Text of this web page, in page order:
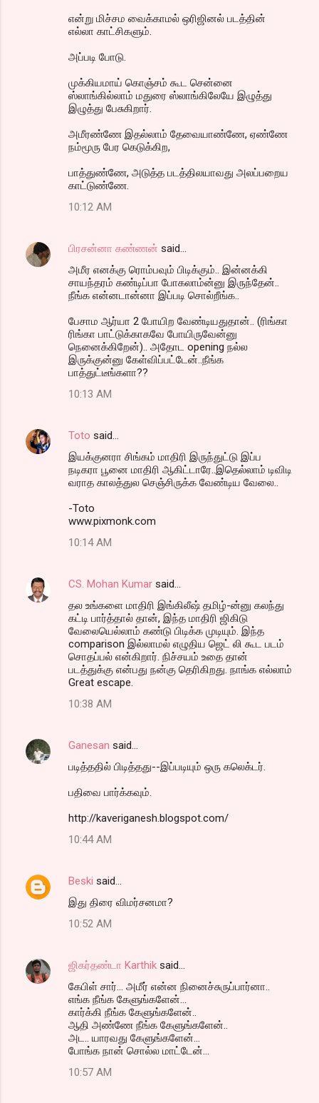
என்று மிச்சம வைக்காமல் ஒரிஜினல் படத்தின்
எல்லா காட்சிகளும்.
அப்படி போடு.
முக்கியமாய் கொஞ்சம் கூட சென்னை
ஸ்லாங்கில்லாம் மதுரை ஸ்லாங்கிலேயே இழுத்து
இழுத்து பேசுகிறார்.
அமீரண்ணே இதல்லாம் தேவையாண்ணே, ஏண்ணே
நம்மூரு பேர கெடுக்கிற,
பாத்துண்ணே, அடுத்த படத்திலயாவது அலப்பறைய
காட்டுண்ணே.
10:12 AM
பிரசன்னா கண்ணன் said…
அமீர எனக்கு ரொம்பவும் பிடிக்கும்.. இன்னக்கி
சாயந்தரம் கண்டிப்பா போகலாம்ன்னு இருந்தேன்..
நீங்க என்னடான்னா இப்படி சொல்றீங்க..
பேசாம ஆர்யா 2 போயிற வேண்டியதுதான்.. (ரிங்கா
ரிங்கா பாட்டுக்காகவே போயிருவேன்னு
நெனைக்கிறேன்).. அதோட opening நல்ல
இருக்குன்னு கேள்விப்பட்டேன்..நீங்க
பாத்துட்டீங்களா??
10:13 AM
Toto said…
இய‌க்குன‌ரா சிங்க‌ம் மாதிரி இருந்துட்டு இப்ப‌
ந‌டிக‌ரா பூனை மாதிரி ஆகிட்டாரே..இதெல்லாம் டிவிடி
வ‌ராத‌ கால‌த்துல‌ செஞ்சிருக்க‌ வேண்டிய‌ வேலை..
-Toto
www.pixmonk.com
10:14 AM
CS. Mohan Kumar said…
தல உங்களை மாதிரி இங்கிலீஷ் தமிழ்-ன்னு கலந்து
கட்டி பார்த்தால் தான், இந்த மாதிரி ஜிகிடு
வேலையெல்லாம் கண்டு பிடிக்க முடியும். இந்த
comparison இல்லாமல் எழுதிய ஜெட் லி கூட படம்
சொதப்பல் என்கிறார். நிச்சயம் உதை தான்
படத்துக்கு என்பது நன்கு தெரிகிறது. நாங்க எல்லாம்
Great escape.
10:38 AM
Ganesan said…
படித்ததில் பிடித்தது--இப்படியும் ஒரு கலெக்டர்.
பதிவை பார்க்கவும்.
http://kaveriganesh.blogspot.com/
10:44 AM
Beski said…
இது திரை விமர்சனமா?
10:52 AM
ஜிகர்தண்டா Karthik said…
கேபிள் சார்... அமீர் என்ன நினைச்சுருப்பார்னா..
எங்க நீங்க கேளுங்களேன்...
கார்க்கி நீங்க கேளுங்களேன்..
ஆதி அண்ணே நீங்க கேளுங்களேன்..
அட.. யாரவது கேளுங்களேன்...
போங்க நான் சொல்ல மாட்டேன்...
10:57 AM